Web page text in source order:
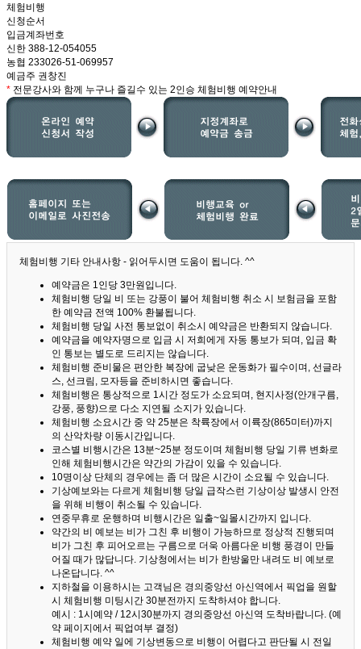
체험비행
신청순서
입금계좌번호
신한 388-12-054055
농협 233026-51-069957
예금주 권창진
* 전문강사와 함께 누구나 즐길수 있는 2인승 체험비행 예약안내
체험비행 기타 안내사항 - 읽어두시면 도움이 됩니다. ^^
예약금은 1인당 3만원입니다.
체험비행 당일 비 또는 강풍이 불어 체험비행 취소 시 보험금을 포함
한 예약금 전액 100% 환불됩니다.
체험비행 당일 사전 통보없이 취소시 예약금은 반환되지 않습니다.
예약금을 예약자명으로 입금 시 저희에게 자동 통보가 되며, 입금 확
인 통보는 별도로 드리지는 않습니다.
체험비행 준비물은 편안한 복장에 굽낮은 운동화가 필수이며, 선글라
스, 선크림, 모자등을 준비하시면 좋습니다.
체험비행은 통상적으로 1시간 정도가 소요되며, 현지사정(안개구름,
강풍, 풍향)으로 다소 지연될 소지가 있습니다.
체험비행 소요시간 중 약 25분은 착륙장에서 이륙장(865미터)까지
의 산악차량 이동시간입니다.
코스별 비행시간은 13분~25분 정도이며 체험비행 당일 기류 변화로
인해 체험비행시간은 약간의 가감이 있을 수 있습니다.
10명이상 단체의 경우에는 좀 더 많은 시간이 소요될 수 있습니다.
기상예보와는 다르게 체험비행 당일 급작스런 기상이상 발생시 안전
을 위해 비행이 취소될 수 있습니다.
연중무휴로 운행하며 비행시간은 일출~일몰시간까지 입니다.
약간의 비 예보는 비가 그친 후 비행이 가능하므로 정상적 진행되며
비가 그친 후 피어오르는 구름으로 더욱 아름다운 비행 풍경이 만들
어질 때가 많답니다. 기상청에서는 비가 한방울만 내려도 비 예보로
나온답니다. ^^
지하철을 이용하시는 고객님은 경의중앙선 아신역에서 픽업을 원할
시 체험비행 미팅시간 30분전까지 도착하셔야 합니다.
예시 : 1시예약 / 12시30분까지 경의중앙선 아신역 도착바랍니다. (예
약 페이지에서 픽업여부 결정)
체험비행 예약 일에 기상변동으로 비행이 어렵다고 판단될 시 전일